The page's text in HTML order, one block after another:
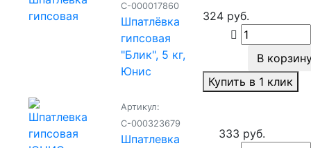
С-000017860
Шпатлёвка
гипсовая
"Блик", 5 кг,
Юнис
324 руб.
В
Купить в 1 клик
Артикул:
С-000323679
Шпатлевка
333 руб.